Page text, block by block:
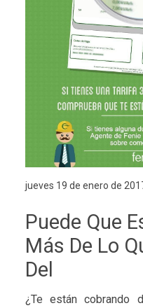
jueves 19 de enero de
Puede Que
Más De Lo
Del
¿Te están